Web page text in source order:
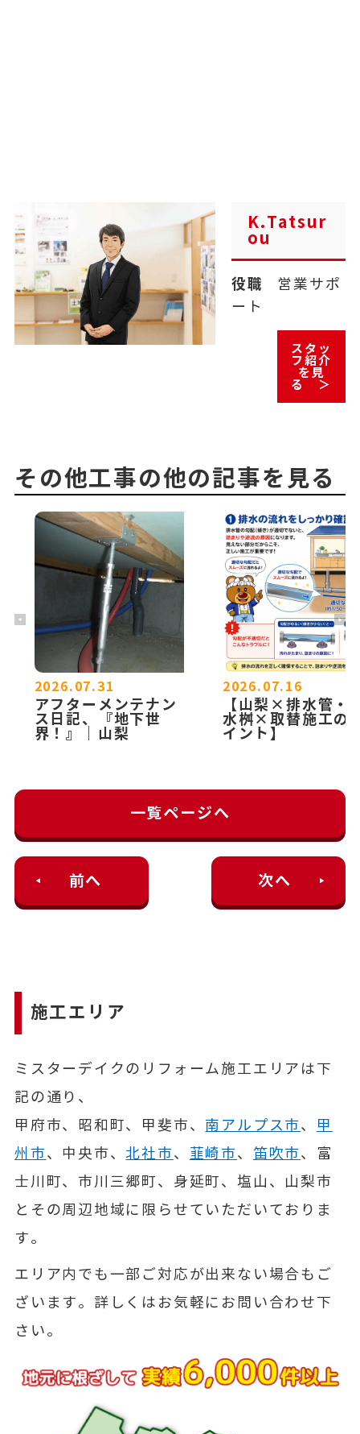
K.Tatsur
ou
役職
営業サポ
ート
スタッ
フ紹介
を見
る ＞
その他工事の他の記事を見る
2026.07.31
アフターメンテナン
ス日記、『地下世
界！』｜山梨
2026.07.16
【山梨×排水管・
水桝×取替施工の
イント】
前へ
一覧ページへ
次へ
施工エリア
ミスターデイクのリフォーム施工エリアは下
記の通り、
甲府市、昭和町、甲斐市、 南アルプス市、 甲
州市、中央市、北社市、 韮崎市、 笛吹市、富
士川町、市川三郷町、身延町、塩山、山梨市
とその周辺地域に限らせていただいておりま
す。
エリア内でも一部ご対応が出来ない場合もご
ざいます。詳しくはお気軽にお問い合わせ下
さい。